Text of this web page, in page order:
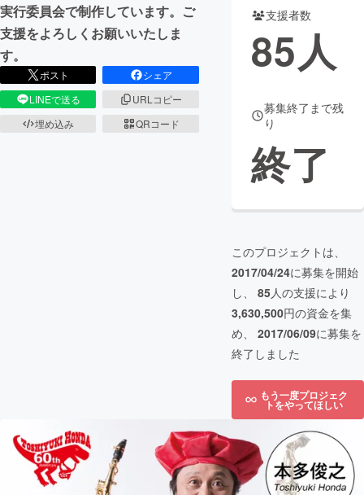
実行委員会で制作しています。ご
支援をよろしくお願いいたしま
す。
ポスト
シェア
LINEで送る
URLコピー
埋め込み
QRコード
支援者数
85人
募集終了まで残
り
終了
このプロジェクトは、
2017/04/24に募集を開始
し、 85人の支援により
3,630,500円の資金を集
め、 2017/06/09に募集を
終了しました
もう一度プロジェク
トをやってほしい